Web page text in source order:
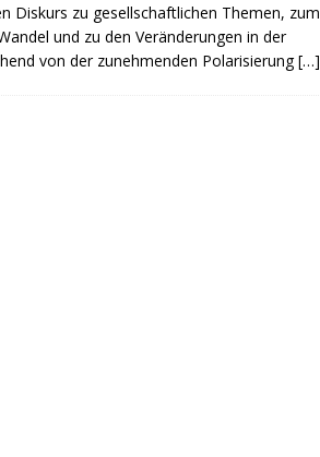
Diskurs zu gesellschaftlichen Themen, zum
und zu den Veränderungen in der
von der zunehmenden Polarisierung[…]